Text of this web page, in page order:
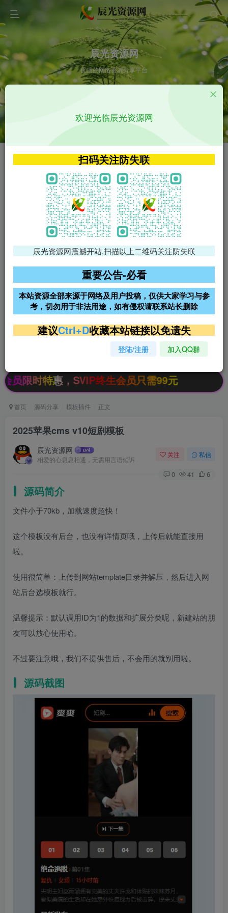
辰光资源网
优质的网络资源分享平台
VIP特权介绍 APP源码
VIP特权介绍
火
VIP特权介绍
影视源码
影视源码
免费领支付宝红包
腾讯轻量4核4G3M服务器38元/
阿里云2核2G200M服务器68元/
年
雨云高防免备案服务器
超低价文字广告位招租 超低价文字广告位招租
超低价文字广告位招租
特惠，SVIP终生会员只需99元
首页 源码分享 模板插件 正文
2025苹果cms v10短剧模板
辰光资源网
相爱的心息息相通，无需用言语倾诉
关注 私信
0 41 6
源码简介
文件小于70kb，加载速度超快！
这个模板没有后台，也没有详情页哦，上传后就能直接用
啦。
使用很简单：上传到网站template目录并解压，然后进入网
站后台选模板就行。
温馨提示：默认调用ID为1的数据和扩展分类呢，新建站的朋
友可以放心使用哈。
不过要注意哦，我们不提供售后，不会用的就别用啦。
源码截图
欢迎光临辰光资源网
扫码关注防失联
辰光资源网震撼开站,扫描以上二维码关注防失联
重要公告-必看
本站资源全部来源于网络及用户投稿，仅供大家学习与参
考，切勿用于非法用途，如有侵权请联系站长删除
建议Ctrl+D收藏本站链接以免遗失
登陆/注册 加入QQ群